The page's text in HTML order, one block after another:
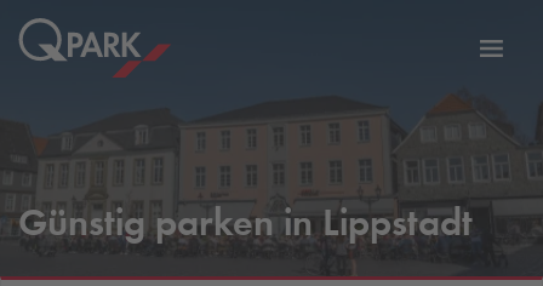
Zur
Günstig parken in Lippstadt